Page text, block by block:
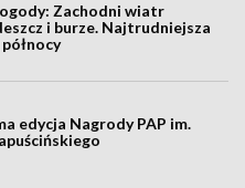
Zachodni wiatr
i burze. Najtrudniejsza
edycja Nagrody PAP im.